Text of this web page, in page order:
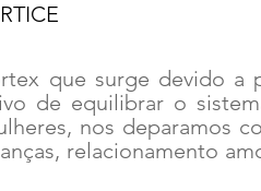
que surge devido a
de equilibrar o
nos deparamos
relacionamento